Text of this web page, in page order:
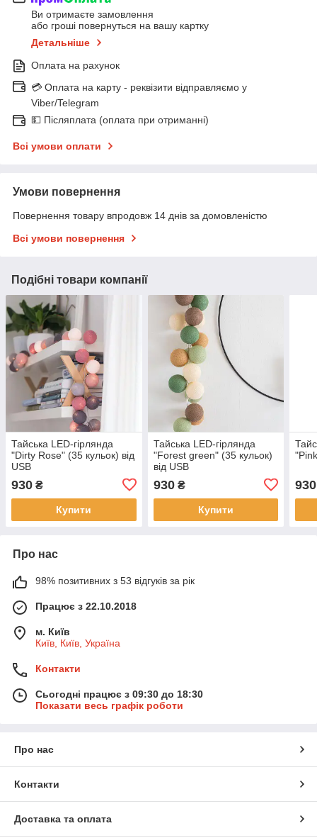
Ви отримаєте замовлення
або гроші повернуться на вашу картку
Детальніше
Оплата на рахунок
💳 Оплата на карту - реквізити відправляємо у
Viber/Telegram
💵 Післяплата (оплата при отриманні)
Всі умови оплати
Умови повернення
Повернення товару впродовж 14 днів за домовленістю
Всі умови повернення
Подібні товари компанії
Тайська LED-гірлянда
"Dirty Rose" (35 кульок) від
USB
930 ₴
Купити
Тайська LED-гірлянда
"Forest green" (35 кульок)
від USB
930₴
Купити
930
Про нас
98% позитивних з 53 відгуків за рік
Працює з 22.10.2018
м. Київ
Київ, Київ, Україна
Контакти
Сьогодні працює з 09:30 до 18:30
Показати весь графік роботи
Про нас
Контакти
Доставка та оплата